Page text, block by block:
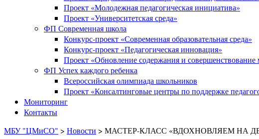
Проект «Молодежная педагогическая инициатива»
Проект «Университетская среда»
ФП Современная школа
Конкурс-проект «Современная образовательная среда»
Конкурс-проект «Педагогическая инновация»
Проект «Обновление содержания и
ФП Успех каждого ребенка
Всероссийская олимпиада школьников
Проект «Консалтинговые центры по поддержке
Мониторинг
Контакты
МБУ "ЦМиСО" > Новости > МАСТЕР-КЛАСС «ВДОХНОВЛЯЕМ НА